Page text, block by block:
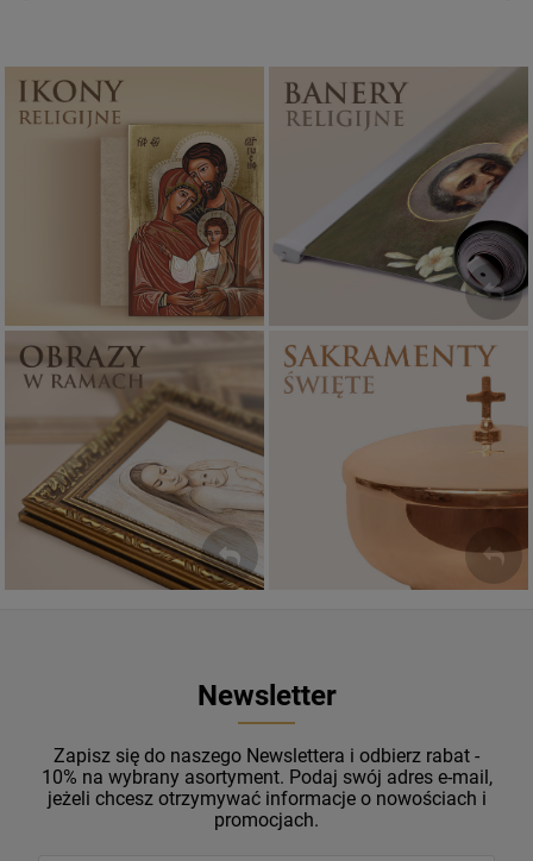
Ikony religijne
PONAD 400
WZORÓW
Banery religijne
ZOBACZ
Obrazy religijne
PIĘKNE
WZORY
Sakramenty Święte
Newsletter
Zapisz się do naszego Newslettera i odbierz rabat -
10% na wybrany asortyment. Podaj swój adres e-mail,
jeżeli chcesz otrzymywać informacje o nowościach i
promocjach.